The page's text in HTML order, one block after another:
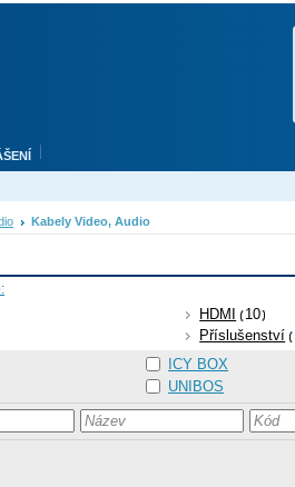
Kabely Video, Audio
HDMI 10
Příslušenství
ICY BOX
UNIBOS